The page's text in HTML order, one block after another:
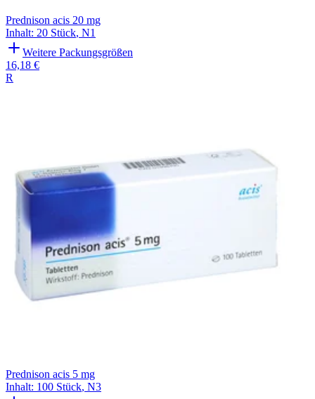
Prednison acis 20 mg
Inhalt: 20 Stück, N1
Weitere Packungsgrößen
16,18 €
R
Prednison acis 5 mg
Inhalt: 100 Stück, N3